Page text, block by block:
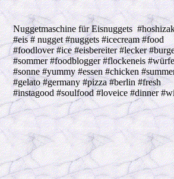
Nuggetmaschine für Eisnuggets
#eis # nugget #nuggets #icecream #food
#foodlover #ice #eisbereiter #lecker
#sommer #foodblogger #flockeneis
#sonne #yummy #essen #chicken
#gelato #germany #pizza #berlin #fresh
#instagood #soulfood #loveice #dinner